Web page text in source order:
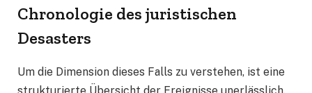
Chronologie des juristischen
Desasters
Um die Dimension dieses Falls zu verstehen, ist eine
strukturierte Übersicht der Ereignisse unerlässlich.